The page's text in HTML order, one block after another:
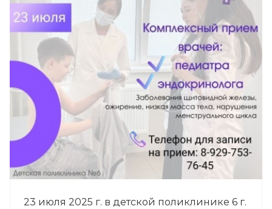
23 июля 2025 г. в детской поликлинике 6 г.